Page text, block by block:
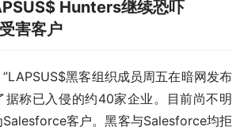
Hunters继续恐吓
害客户
”LAPSUS$黑客组织成员周五在暗网发布
据称已入侵的约40家企业。目前尚不明
Salesforce客户。黑客与Salesforce均拒